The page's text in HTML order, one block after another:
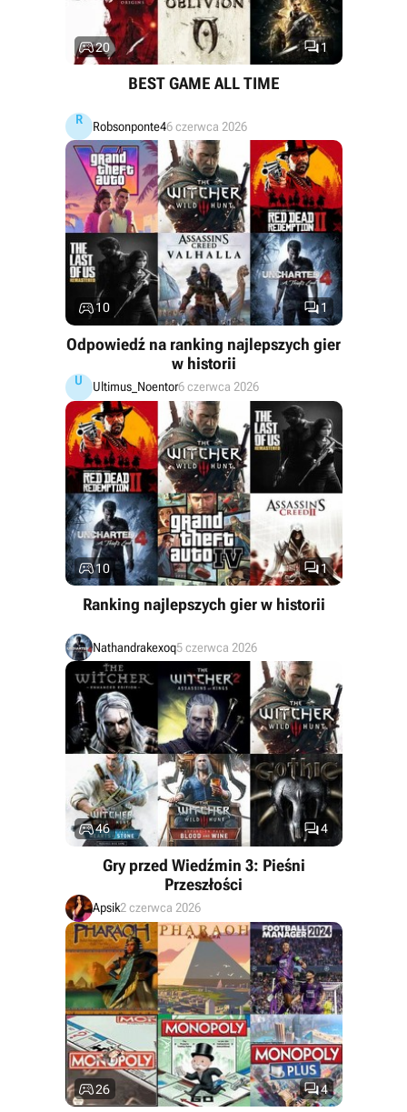
1
20
BEST GAME ALL TIME
R Robsonponte46 czerwca 2026
1
10
Odpowiedź na ranking najlepszych gier
w historii
U Ultimus_Noentor6 czerwca 2026
1
10
Ranking najlepszych gier w historii
Nathandrakexoq5 czerwca 2026
4
46
Gry przed Wiedźmin 3: Pieśni
Przeszłości
Apsik2 czerwca 2026
4
26